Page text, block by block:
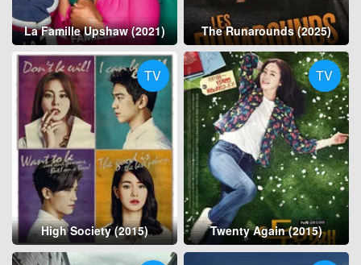
La Famille Upshaw (2021) The Runarounds (2025)
TV
High Society (2015)
TV
Twenty Again (2015)